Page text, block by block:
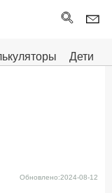
Дети
Обновлено:2024-08-12